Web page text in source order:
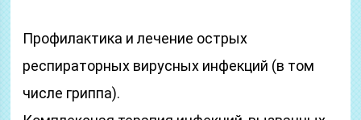
Профилактика и лечение острых
респираторных вирусных инфекций (в том
числе гриппа).